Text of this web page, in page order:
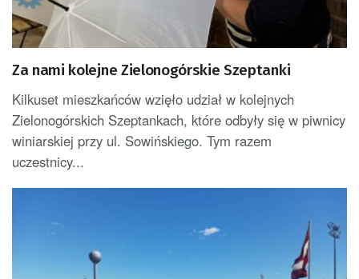
Za nami kolejne Zielonogórskie Szeptanki
Kilkuset mieszkańców wzięło udział w kolejnych
Zielonogórskich Szeptankach, które odbyły się w piwnicy
winiarskiej przy ul. Sowińskiego. Tym razem
uczestnicy...